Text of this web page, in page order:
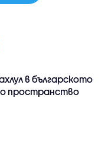
в българското
пространство